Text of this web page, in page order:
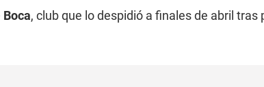
Boca, club que lo despidió a finales de abril tras